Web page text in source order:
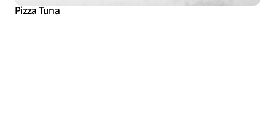
Pizza Tuna